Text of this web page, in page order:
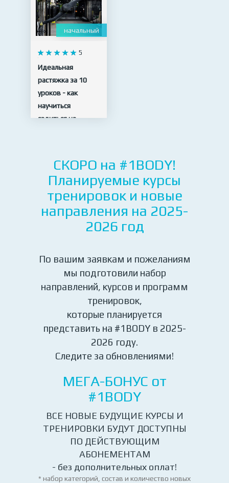
начальный
5
Идеальная
растяжка за 10
уроков - как
научиться
садиться на
СКОРО на #1BODY!
Планируемые курсы
тренировок и новые
направления на 2025-
2026 год
По вашим заявкам и пожеланиям
мы подготовили набор
направлений, курсов и программ
тренировок,
которые планируется
представить на #1BODY в 2025-
2026 году.
Следите за обновлениями!
МЕГА-БОНУС от
#1BODY
ВСЕ НОВЫЕ БУДУЩИЕ КУРСЫ И
ТРЕНИРОВКИ БУДУТ ДОСТУПНЫ
ПО ДЕЙСТВУЮЩИМ
АБОНЕМЕНТАМ
- без дополнительных оплат!
* набор категорий, состав и количество новых